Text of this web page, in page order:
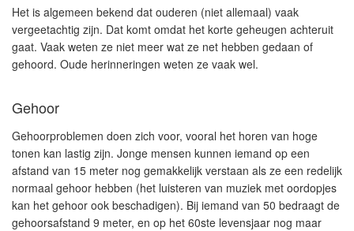
Het is algemeen bekend dat ouderen (niet allemaal) vaak
vergeetachtig zijn. Dat komt omdat het korte geheugen achteruit
gaat. Vaak weten ze niet meer wat ze net hebben gedaan of
gehoord. Oude herinneringen weten ze vaak wel.
Gehoor
Gehoorproblemen doen zich voor, vooral het horen van hoge
tonen kan lastig zijn. Jonge mensen kunnen iemand op een
afstand van 15 meter nog gemakkelijk verstaan als ze een redelijk
normaal gehoor hebben (het luisteren van muziek met oordopjes
kan het gehoor ook beschadigen). Bij iemand van 50 bedraagt de
gehoorsafstand 9 meter, en op het 60ste levensjaar nog maar